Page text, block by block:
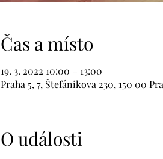
Čas a místo
19. 3. 2022 10:00 – 13:00
Praha 5, 7, Štefánikova 230, 150 00
O události